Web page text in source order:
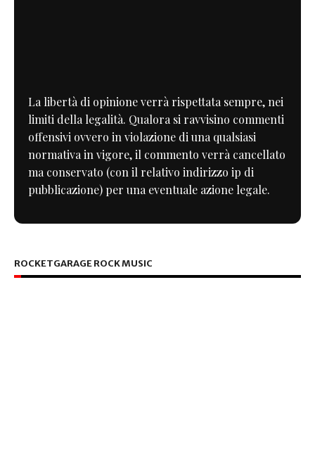
La libertà di opinione verrà rispettata sempre, nei
limiti della legalità. Qualora si ravvisino commenti
offensivi ovvero in violazione di una qualsiasi
normativa in vigore, il commento verrà cancellato
ma conservato (con il relativo indirizzo ip di
pubblicazione) per una eventuale azione legale.
ROCKETGARAGE ROCK MUSIC